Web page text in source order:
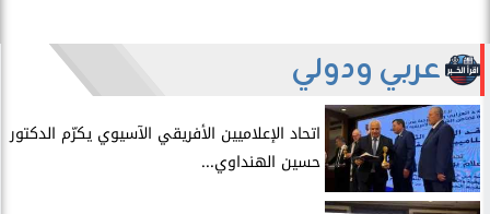
عربي ودولي
اتحاد الإعلاميين الأفريقي الآسيوي يكرّم الدكتور
حسين الهنداوي...